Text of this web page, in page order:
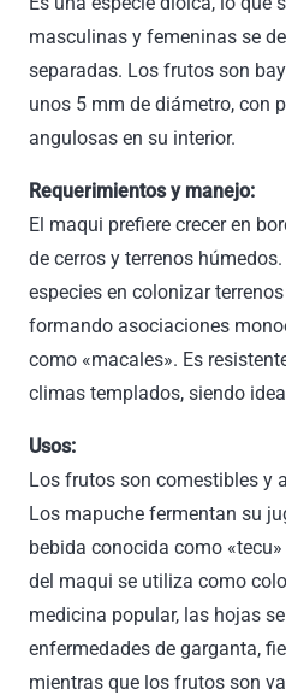
masculinas y femeninas se
separadas. Los frutos son
unos 5 mm de diámetro, con
angulosas en su interior.
Requerimientos y manejo:
El maqui prefiere crecer en
de cerros y terrenos
especies en colonizar
formando asociaciones
como «macales». Es
climas templados, siendo
Usos:
Los frutos son comestibles y
Los mapuche fermentan su
bebida conocida como
del maqui se utiliza como
medicina popular, las hojas
enfermedades de garganta,
mientras que los frutos son